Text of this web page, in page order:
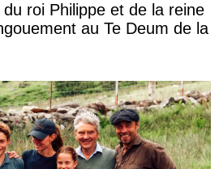
roi Philippe et de la reine
au Te Deum de la